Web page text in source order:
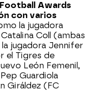
Awards
con varios
la jugadora
Coll (ambas
jugadora Jennifer
el Tigres de
León Femenil,
Guardiola
Giráldez (FC